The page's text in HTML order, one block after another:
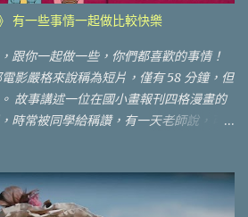
血脈賁張 我必須說《九龍城寨之圍城》
軍（林峯飾）來到香港，想要身份證，
城寨內，沒想到因此得到了，以前重來
武打片怎麼可能會讓你一直安逸呢？ 一
後，火爆場面一觸即發。我在後半段，
在太緊張了，大魔王的武功強大，感覺
有許多物件或現象不斷地重複調度，讓劇
箏的暗喻，古天樂的名字龍捲風，甚至
有一些事情一起做比較快樂
跟你一起做一些，你們都喜歡的事情！
影嚴格來說稱為短片，僅有 58 分鐘，但
故事講述一位在國小畫報刊四格漫畫的
時常被同學給稱讚，有一天老師說，可
學，不是一種對抗關係，而是另外一種
一起完成漫畫的夢想 ..... 其實故事很簡